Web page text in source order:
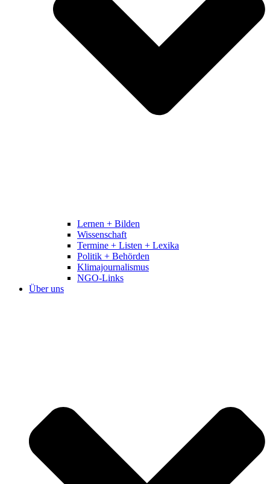
Lernen + Bilden
Wissenschaft
Termine + Listen + Lexika
Politik + Behörden
Klimajournalismus
NGO-Links
Über uns